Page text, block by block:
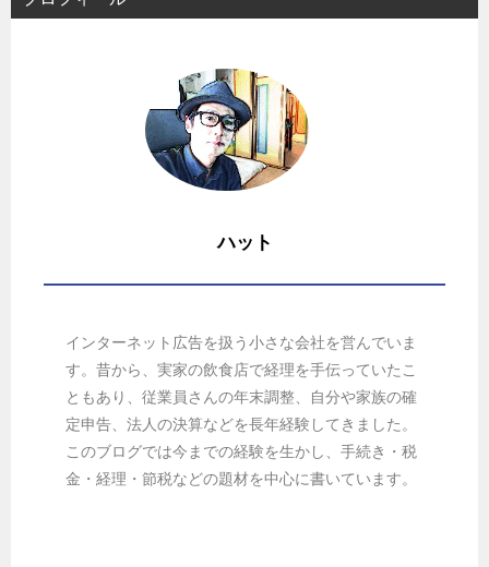
ハット
インターネット広告を扱う小さな会社を営んでいま
す。昔から、実家の飲食店で経理を手伝っていたこ
ともあり、従業員さんの年末調整、自分や家族の確
定申告、法人の決算などを長年経験してきました。
このブログでは今までの経験を生かし、手続き・税
金・経理・節税などの題材を中心に書いています。